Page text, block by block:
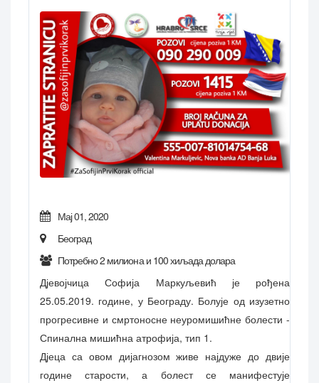
Мај 01, 2020
Београд
Потребно 2 милиона и 100 хиљада долара
Дјевојчица Софија Маркуљевић је рођена
25.05.2019. године, у Београду. Болује од изузетно
прогресивне и смртоносне неуромишићне болести -
Спинална мишићна атрофија, тип 1.
Дјеца са овом дијагнозом живе најдуже до двије
године старости, а болест се манифестује